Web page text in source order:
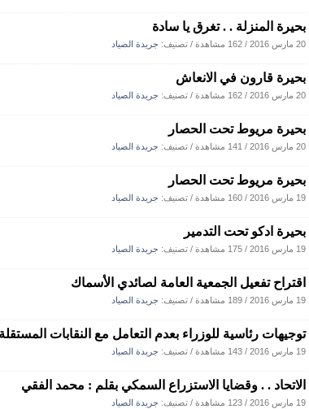
بحيرة المنزلة . . تغرق يا سادة
20 مارس 2016 / 162 مشاهدة / تصنيف: جريدة الصياد
بحيرة قارون في الانعاش
20 مارس 2016 / 162 مشاهدة / تصنيف: جريدة الصياد
بحيرة مريوط تحت الحصار
20 مارس 2016 / 141 مشاهدة / تصنيف: جريدة الصياد
بحيرة مريوط تحت الحصار
19 مارس 2016 / 160 مشاهدة / تصنيف: جريدة الصياد
بحيرة ادكو تحت التدمير
19 مارس 2016 / 175 مشاهدة / تصنيف: جريدة الصياد
اقتراح تفعيل الجمعية العامة لصائدي الأسماك
19 مارس 2016 / 189 مشاهدة / تصنيف: جريدة الصياد
توجيهات رئاسية للوزراء بعدم التعامل مع النقابات المستقلة
19 مارس 2016 / 143 مشاهدة / تصنيف: جريدة الصياد
الاتحاد . . وقضايا الاستزراع السمكي بقلم : محمد الفقي
19 مارس 2016 / 123 مشاهدة / تصنيف: جريدة الصياد